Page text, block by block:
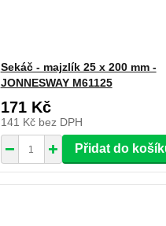
Sekáč - majzlík 25 x 200 mm -
JONNESWAY M61125
171 Kč
141 Kč bez DPH
Přidat do